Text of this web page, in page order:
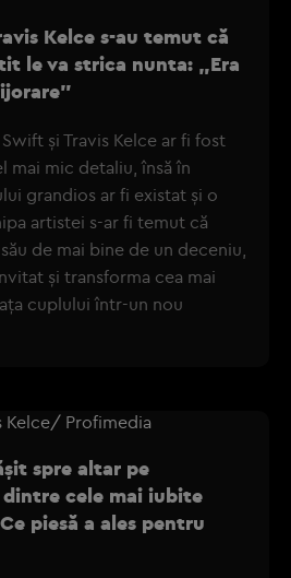
Kelce s-au temut că
le va strica nunta: „Era
și Travis Kelce ar fi fost
mai mic detaliu, însă în
grandios ar fi existat și o
artistei s-ar fi temut că
de mai bine de un deceniu,
și transforma cea mai
cuplului într-un nou
spre altar pe
cele mai iubite
piesă a ales pentru